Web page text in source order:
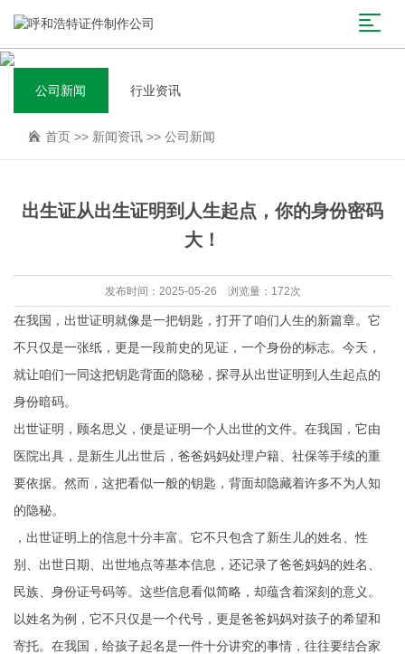
公司新闻 行业资讯
首页 >> 新闻资讯 >> 公司新闻
出生证从出生证明到人生起点，你的身份密码
大！
发布时间：2025-05-26 浏览量：172次
在我国，出世证明就像是一把钥匙，打开了咱们人生的新篇章。它
不只仅是一张纸，更是一段前史的见证，一个身份的标志。今天，
就让咱们一同这把钥匙背面的隐秘，探寻从出世证明到人生起点的
身份暗码。
出世证明，顾名思义，便是证明一个人出世的文件。在我国，它由
医院出具，是新生儿出世后，爸爸妈妈处理户籍、社保等手续的重
要依据。然而，这把看似一般的钥匙，背面却隐藏着许多不为人知
的隐秘。
，出世证明上的信息十分丰富。它不只包含了新生儿的姓名、性
别、出世日期、出世地点等基本信息，还记录了爸爸妈妈的姓名、
民族、身份证号码等。这些信息看似简略，却蕴含着深刻的意义。
以姓名为例，它不只仅是一个代号，更是爸爸妈妈对孩子的希望和
寄托。在我国，给孩子起名是一件十分讲究的事情，往往要结合家